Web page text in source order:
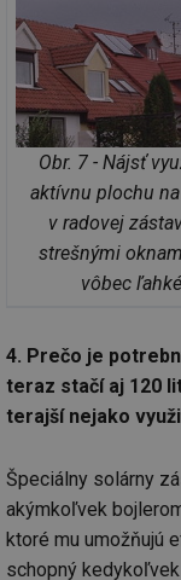
Obr. 7 - Nájsť
aktívnu plochu
v radovej
strešnými
vôbec
4. Prečo je
teraz stačí aj 120
terajší nejako
Špeciálny solárny
akýmkoľvek
ktoré mu umožňujú
schopný